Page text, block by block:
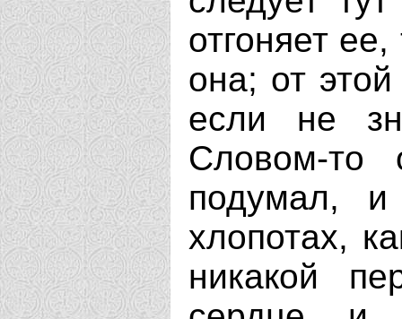
отгоняет
она; от
если не
Словом-то
подумал,
хлопотах,
никакой